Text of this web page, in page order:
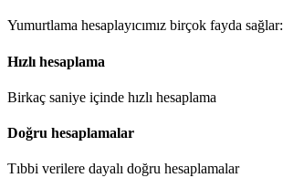
Yumurtlama hesaplayıcımız birçok fayda sağlar:
Hızlı hesaplama
Birkaç saniye içinde hızlı hesaplama
Doğru hesaplamalar
Tıbbi verilere dayalı doğru hesaplamalar